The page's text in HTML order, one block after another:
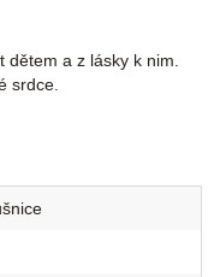
a z lásky k nim.
srdce.